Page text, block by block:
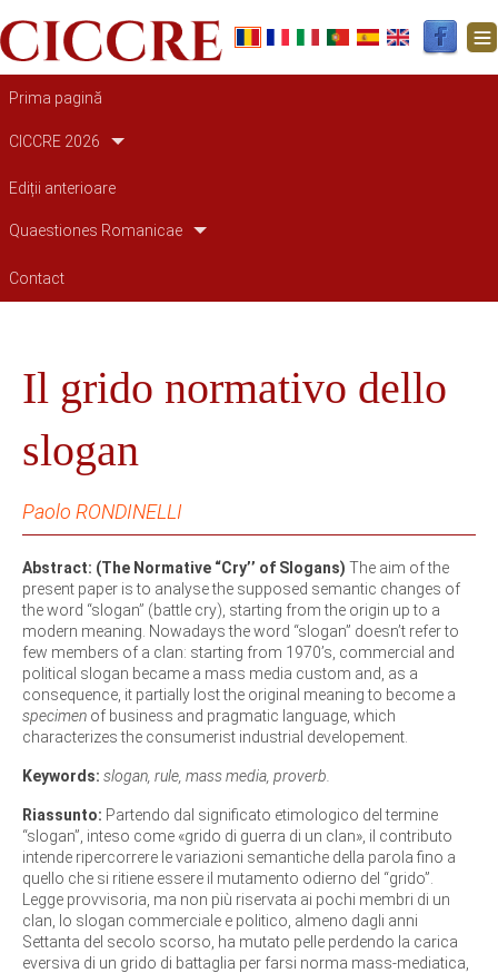
Main navigation
Prima pagină
CICCRE 2026
Ediții anterioare
Quaestiones Romanicae
Contact
Il grido normativo dello
slogan
Paolo RONDINELLI
Abstract: (The Normative “Cry’’ of Slogans) The aim of the
present paper is to analyse the supposed semantic changes of
the word “slogan” (battle cry), starting from the origin up to a
modern meaning. Nowadays the word “slogan” doesn’t refer to
few members of a clan: starting from 1970’s, commercial and
political slogan became a mass media custom and, as a
consequence, it partially lost the original meaning to become a
specimen of business and pragmatic language, which
characterizes the consumerist industrial developement.
Keywords: slogan, rule, mass media, proverb.
Riassunto: Partendo dal significato etimologico del termine
“slogan”, inteso come «grido di guerra di un clan», il contributo
intende ripercorrere le variazioni semantiche della parola fino a
quello che si ritiene essere il mutamento odierno del “grido”.
Legge provvisoria, ma non più riservata ai pochi membri di un
clan, lo slogan commerciale e politico, almeno dagli anni
Settanta del secolo scorso, ha mutato pelle perdendo la carica
eversiva di un grido di battaglia per farsi norma mass-mediatica,